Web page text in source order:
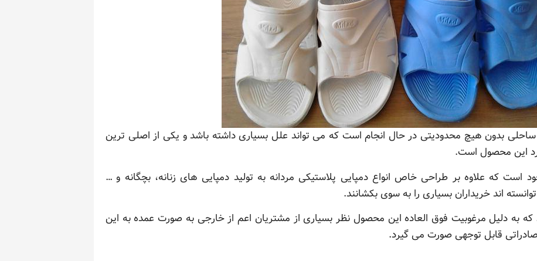
ساحلی بدون هیچ محدودیتی در حال انجام است که می تواند علل بسیاری داشته باشد و یکی از اصلی ترین
این محصول است.
است که علاوه بر طراحی خاص انواع دمپایی پلاستیکی مردانه به تولید دمپایی های زنانه، بچگانه و …
اند خریداران بسیاری را به سوی بکشانند.
که به دلیل مرغوبیت فوق العاده این محصول نظر بسیاری از مشتریان اعم از خارجی به صورت عمده به این
قابل توجهی صورت می گیرد.